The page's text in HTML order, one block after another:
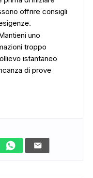
offrire consigli
uno
troppo
istantaneo
di prove